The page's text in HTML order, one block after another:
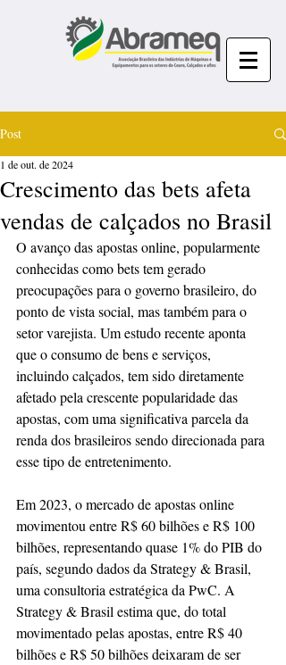
Post
Crescimento das bets afeta
vendas de calçados no Brasil
1 de out. de 2024
O avanço das apostas online, popularmente
conhecidas como bets tem gerado
preocupações para o governo brasileiro, do
ponto de vista social, mas também para o
setor varejista. Um estudo recente aponta
que o consumo de bens e serviços,
incluindo calçados, tem sido diretamente
afetado pela crescente popularidade das
apostas, com uma significativa parcela da
renda dos brasileiros sendo direcionada para
esse tipo de entretenimento.
Em 2023, o mercado de apostas online
movimentou entre R$ 60 bilhões e R$ 100
bilhões, representando quase 1% do PIB do
país, segundo dados da Strategy & Brasil,
uma consultoria estratégica da PwC. A
Strategy & Brasil estima que, do total
movimentado pelas apostas, entre R$ 40
bilhões e R$ 50 bilhões deixaram de ser